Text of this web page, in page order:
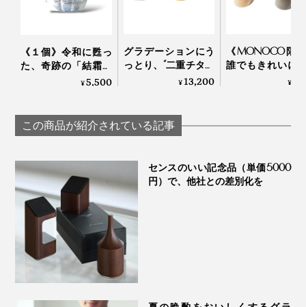
いつものお酒をもっとおいしく、こだわりの地酒も余す
ことなく味わって、贅沢な時間を過ごしませんか？
《１個》令和に甦っ
た、奇跡の「結霜グ
ラス」｜結霜月華
¥5,500
グラデーションにう
っとり、“二重チタン
構造”でビールもコー
（250cc） | 燕三条
¥13,200
《MONOCO限
誰でもきれいに
付けができる、
¥
この商品が紹介されている記事
センスのいい記念品（単価5000
円）で、他社との差別化を